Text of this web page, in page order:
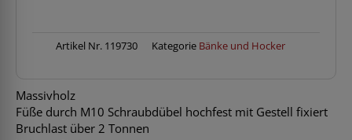
MengeArtikel Nr. 119730 Kategorie Bänke und Hocker
Massivholz
Füße durch M10 Schraubdübel hochfest mit Gestell fixiert
Bruchlast über 2 Tonnen